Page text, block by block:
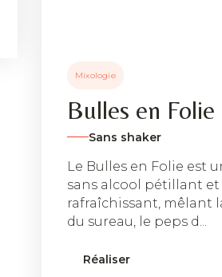
Mixologie
Bulles en Folie
Sans shaker
Le Bulles en Folie est
sans alcool pétillant et
rafraîchissant, mêlant
du sureau, le peps d...
Réaliser